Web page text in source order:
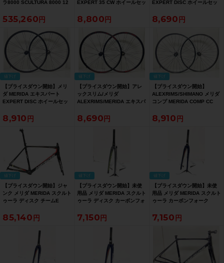
ラ8000 SCULTURA 8000 12
DISC 2025年 カーボンロード
バイク XSサイズ ホワイト
【お買い得SALE】
535,260
EXPERT 35 CW ホイールセッ
リンチャー アルミ【お買い得
SALE】
8,800
EXPERT DISC ホイールセッ
リンチャー アルミ【お買い得
SALE】
8,690
値下げ
【プライスダウン開始】メリ
ダ MERIDA エキスパート
EXPERT DISC ホイールセッ
リンチャー アルミ【お買い得
SALE】
8,910
値下げ
【プライスダウン開始】アレ
ックスリム/メリダ
ALEXRIMS/MERIDA エキスパ
ールセット シマノフリー 11速
DISC クリンチャー アルミ
8,690
値下げ
【プライスダウン開始】
ALEXRIMS/SHIMANO メリダ
コンプ MERIDA COMP CC
ノフリー 10速 DISC クリンチ
ャー アルミ【お買い得
8,910
値下げ
【プライスダウン開始】ジャ
ンク メリダ MERIDA スクルト
ゥーラ ディスク チームE
2019 フレームセット
BAHRAIN Lサイズ【お買い得
85,140
値下げ
【プライスダウン開始】未使
用品 メリダ MERIDA スクルト
ゥーラ ディスク カーボンフォ
CARBON FORK カーボン【お
買い得SALE】
7,150
値下げ
【プライスダウン開始】未使
用品 メリダ MERIDA スクルト
ゥーラ カーボンフォーク
カーボン【お買い得SALE】
7,150